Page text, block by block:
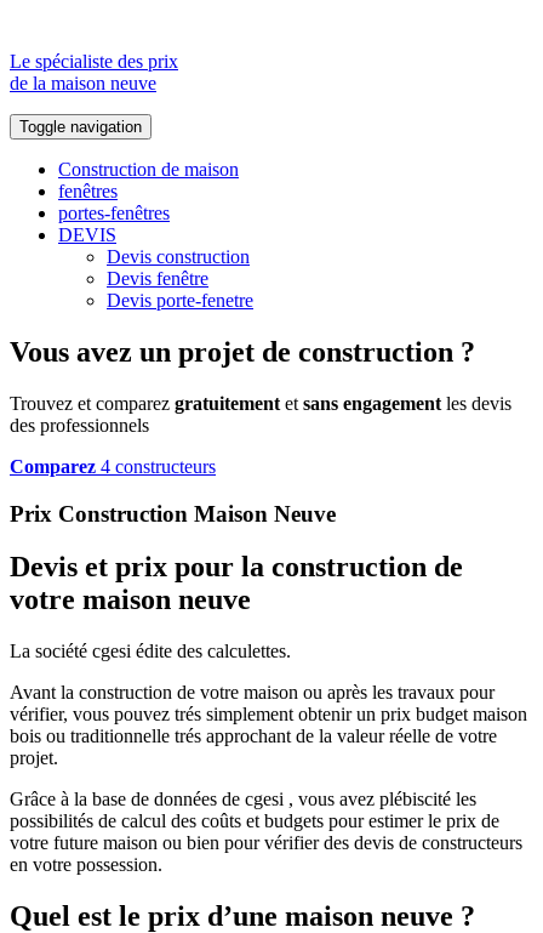
Le spécialiste des prix
de la maison neuve
Toggle navigation
Construction de maison
fenêtres
portes-fenêtres
DEVIS
Devis construction
Devis fenêtre
Devis porte-fenetre
Vous avez un projet de construction ?
Trouvez et comparez gratuitement et sans engagement les devis
des professionnels
Comparez 4 constructeurs
Prix Construction Maison Neuve
Devis et prix pour la construction de
votre maison neuve
La société cgesi édite des calculettes.
Avant la construction de votre maison ou après les travaux pour
vérifier, vous pouvez trés simplement obtenir un prix budget maison
bois ou traditionnelle trés approchant de la valeur réelle de votre
projet.
Grâce à la base de données de cgesi , vous avez plébiscité les
possibilités de calcul des coûts et budgets pour estimer le prix de
votre future maison ou bien pour vérifier des devis de constructeurs
en votre possession.
Quel est le prix d’une maison neuve ?